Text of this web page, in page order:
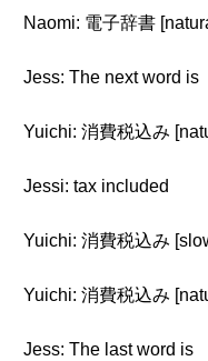
Naomi: 電子辞書
Jess: The next word is
Yuichi: 消費税込み
Jessi: tax included
Yuichi: 消費税込み
Yuichi: 消費税込み
Jess: The last word is